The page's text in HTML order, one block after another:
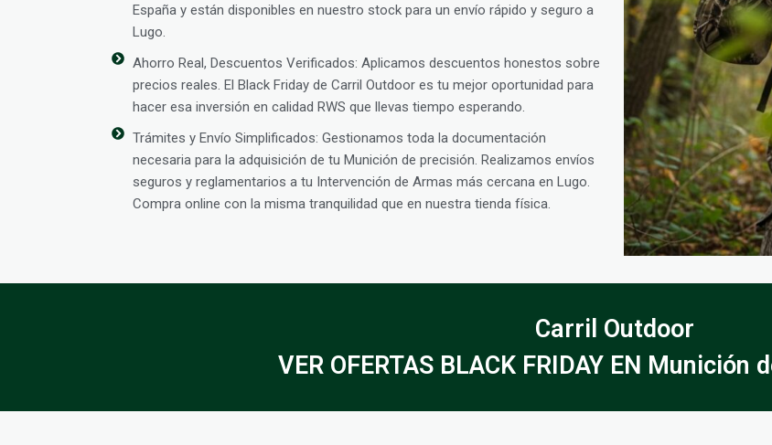
España y están disponibles en nuestro stock para un envío rápido y seguro a
Lugo.
Ahorro Real, Descuentos Verificados: Aplicamos descuentos honestos sobre
precios reales. El Black Friday de Carril Outdoor es tu mejor oportunidad para
hacer esa inversión en calidad RWS que llevas tiempo esperando.
Trámites y Envío Simplificados: Gestionamos toda la documentación
necesaria para la adquisición de tu Munición de precisión. Realizamos envíos
seguros y reglamentarios a tu Intervención de Armas más cercana en Lugo.
Compra online con la misma tranquilidad que en nuestra tienda física.
Carril Outdoor
VER OFERTAS BLACK FRIDAY EN Munición